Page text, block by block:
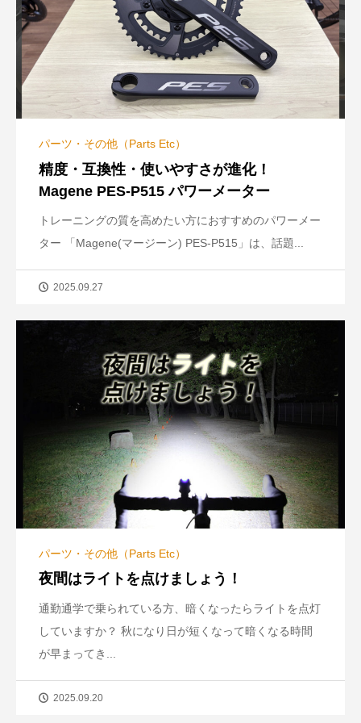
パーツ・その他（Parts Etc）
精度・互換性・使いやすさが進化！
Magene PES-P515 パワーメーター
トレーニングの質を高めたい方におすすめのパワーメー
ター 「Magene(マージーン) PES-P515」は、話題...
2025.09.27
パーツ・その他（Parts Etc）
夜間はライトを点けましょう！
通勤通学で乗られている方、暗くなったらライトを点灯
していますか？ 秋になり日が短くなって暗くなる時間
が早まってき...
2025.09.20